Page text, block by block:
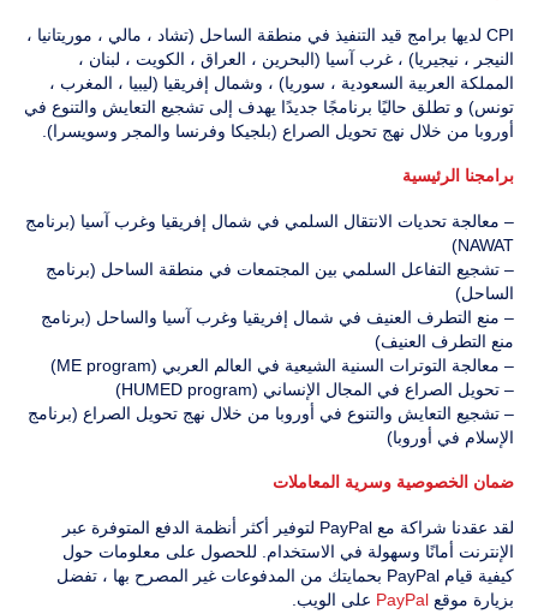
CPI لديها برامج قيد التنفيذ في منطقة الساحل (تشاد ، مالي ، موريتانيا ،
النيجر ، نيجيريا) ، غرب آسيا (البحرين ، العراق ، الكويت ، لبنان ،
المملكة العربية السعودية ، سوريا) ، وشمال إفريقيا (ليبيا ، المغرب ،
تونس) و تطلق حاليًا برنامجًا جديدًا يهدف إلى تشجيع التعايش والتنوع في
أوروبا من خلال نهج تحويل الصراع (بلجيكا وفرنسا والمجر وسويسرا).
برامجنا الرئيسية
– معالجة تحديات الانتقال السلمي في شمال إفريقيا وغرب آسيا (برنامج
NAWAT)
– تشجيع التفاعل السلمي بين المجتمعات في منطقة الساحل (برنامج
الساحل)
– منع التطرف العنيف في شمال إفريقيا وغرب آسيا والساحل (برنامج
منع التطرف العنيف)
– معالجة التوترات السنية الشيعية في العالم العربي (ME program)
– تحويل الصراع في المجال الإنساني (HUMED program)
– تشجيع التعايش والتنوع في أوروبا من خلال نهج تحويل الصراع (برنامج
الإسلام في أوروبا)
ضمان الخصوصية وسرية المعاملات
لقد عقدنا شراكة مع PayPal لتوفير أكثر أنظمة الدفع المتوفرة عبر
الإنترنت أمانًا وسهولة في الاستخدام. للحصول على معلومات حول
كيفية قيام PayPal بحمايتك من المدفوعات غير المصرح بها ، تفضل
بزيارة موقع PayPal على الويب.